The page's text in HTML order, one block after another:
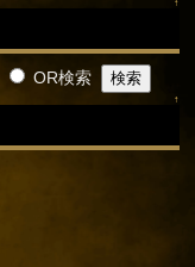
OR検索
↑